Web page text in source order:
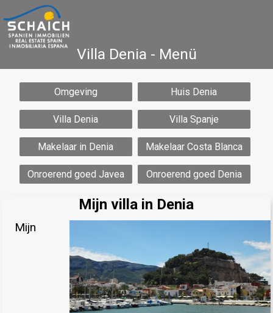
Villa Denia - Menü
Home Costa Blanca Koop Huur
Nieuwbouw
Informatie Referenties
Contact
Omgeving Huis Denia
Villa Denia Villa Spanje
Makelaar in Denia Makelaar Costa Blanca
Onroerend goed Javea Onroerend goed Denia
Mijn villa in Denia
Mijn